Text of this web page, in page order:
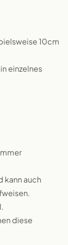
10cm
einzelnes
kann auch
diese